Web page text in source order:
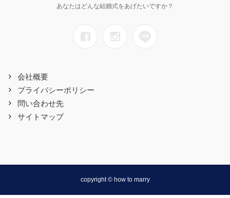
あなたはどんな結婚式をあげたいですか？
会社概要
プライバシーポリシー
問い合わせ先
サイトマップ
copyright © how to marry